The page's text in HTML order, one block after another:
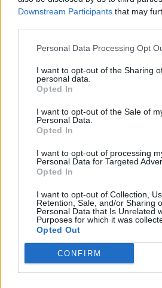
Downstream Participants that may
Personal Data Processing Opt
I want to opt-out of the Sharing
personal data.
Opted In
I want to opt-out of the Sale of
Personal Data.
Opted In
I want to opt-out of processing
Personal Data for Targeted
Opted In
I want to opt-out of Collection,
Retention, Sale, and/or Sharing
Personal Data that Is Unrelated
Purposes for which it was
Opted Out
CONFIRM
BREZZO DI BEDERO
Alzheimer e Demenza
esperti a confronto
dell’età avanzata